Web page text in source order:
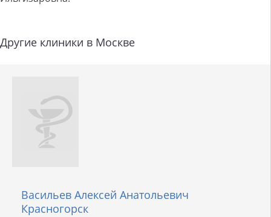
Другие клиники в Москве
Васильев Алексей Анатольевич
Красногорск